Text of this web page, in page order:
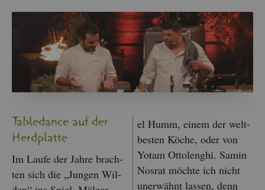
Ta­ble­dance auf der
Herd­plat­te
Im Laufe der Jahre brach­
ten sich die „Jun­gen Wil­
el Humm, einem der welt­
bes­ten Köche, oder von
Yotam Ot­to­lenghi. Samin
Nos­rat möch­te ich nicht
un­er­wähnt las­sen, denn